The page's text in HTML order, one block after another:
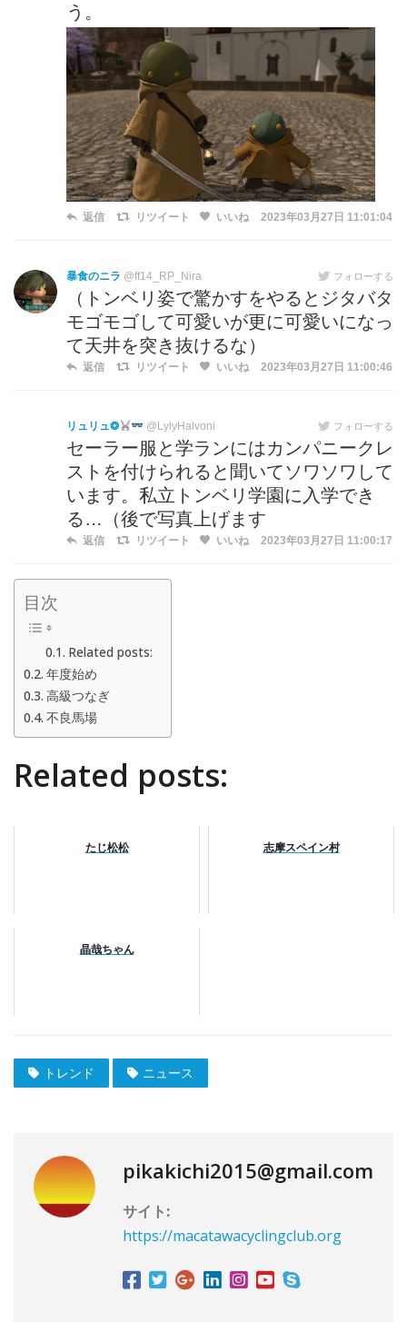
う。
返信 リツイート いいね 2023年03月27日 11:01:04
暴食のニラ @ff14_RP_Nira フォローする
（トンベリ姿で驚かすをやるとジタバタ
モゴモゴして可愛いが更に可愛いになっ
て天井を突き抜けるな）
返信 リツイート いいね 2023年03月27日 11:00:46
リュリュ❂ @LylyHalvoni フォローする
セーラー服と学ランにはカンパニークレ
ストを付けられると聞いてソワソワして
います。私立トンベリ学園に入学でき
る…（後で写真上げます
返信 リツイート いいね 2023年03月27日 11:00:17
目次
Related posts:
年度始め
高級つなぎ
不良馬場
Related posts:
たじ松松 志摩スペイン村
晶哉ちゃん
トレンド ニュース
pikakichi2015@gmail.com
サイト:
https://macatawacyclingclub.org